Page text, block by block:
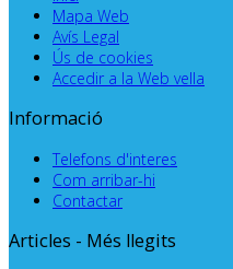
Mapa Web
Avís Legal
Ús de cookies
Accedir a la Web vella
Informació
Telefons d'interes
Com arribar-hi
Contactar
Articles - Més llegits